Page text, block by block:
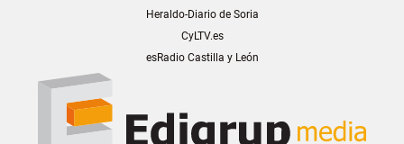
Heraldo-Diario de Soria
CyLTV.es
esRadio Castilla y León